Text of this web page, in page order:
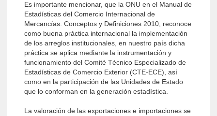
Es importante mencionar, que la ONU en el Manual de
Estadísticas del Comercio Internacional de
Mercancías. Conceptos y Definiciones 2010, reconoce
como buena práctica internacional la implementación
de los arreglos institucionales, en nuestro país dicha
práctica se aplica mediante la instrumentación y
funcionamiento del Comité Técnico Especializado de
Estadísticas de Comercio Exterior (CTE-ECE), así
como en la participación de las Unidades de Estado
que lo conforman en la generación estadística.
La valoración de las exportaciones e importaciones se